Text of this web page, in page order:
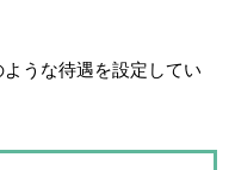
うな待遇を設定してい